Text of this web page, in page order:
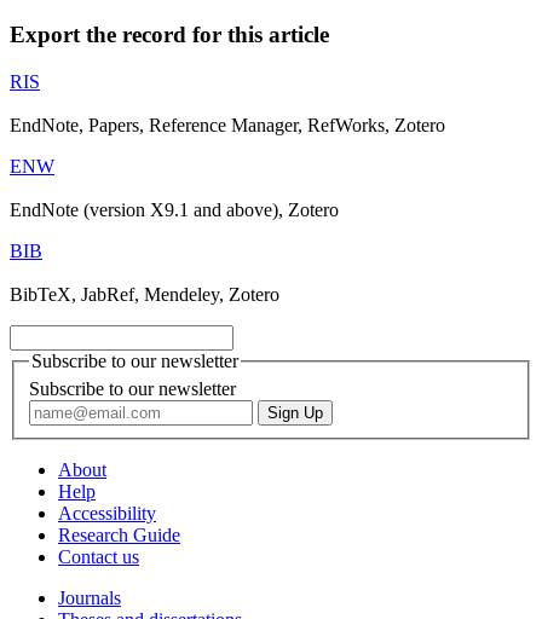
Export the record for this article
RIS
EndNote, Papers, Reference Manager, RefWorks, Zotero
ENW
EndNote (version X9.1 and above), Zotero
BIB
BibTeX, JabRef, Mendeley, Zotero
Subscribe to our newsletter
Subscribe to our newsletter
About
Help
Accessibility
Research Guide
Contact us
Journals